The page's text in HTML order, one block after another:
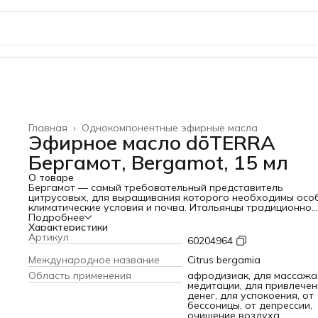
Однокомпонентные эфирные масла
Главная ›
Эфирное масло dōTERRA
Бергамот, Bergamot, 15 мл
О товаре
Бергамот — самый требовательный представитель
цитрусовых, для выращивания которого необходимы
климатические условия и почва. Итальянцы традиционно
используют бергамот для снятия стресса, а также для
успокоения и омоложения кожи. В Греции неспелые
засахаренные плоды бергамота употребляют с кофе или
ложкой как десерт. Масло бергамота выделяется среди
цитрусовых масел благодаря сочетанию тонизирующего
расслабляющего эффектов, что делает его идеальным
средством для избавления от тревоги и печали. Оно
оказывает очищающее и успокаивающе воздействие на
Распылите масло в классе, на работе или дома, если вы
Подробнее
Характеристики
Артикул
60204964
Международное название
Citrus bergamia
Область применения
афродизиак, для
медитации, для
денег, для успокоения, от
бессоницы, от депрессии,
очищение воздуха,